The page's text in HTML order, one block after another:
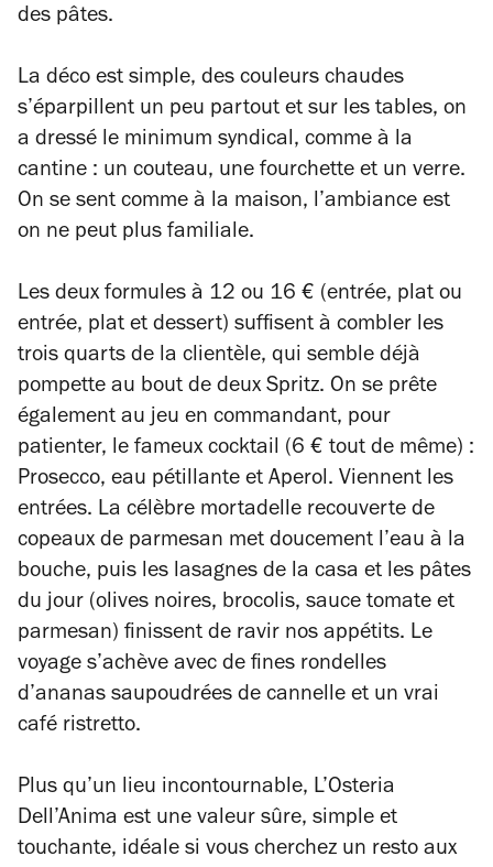
des pâtes.
La déco est simple, des couleurs chaudes
s’éparpillent un peu partout et sur les tables, on
a dressé le minimum syndical, comme à la
cantine : un couteau, une fourchette et un verre.
On se sent comme à la maison, l’ambiance est
on ne peut plus familiale.
Les deux formules à 12 ou 16 € (entrée, plat ou
entrée, plat et dessert) suffisent à combler les
trois quarts de la clientèle, qui semble déjà
pompette au bout de deux Spritz. On se prête
également au jeu en commandant, pour
patienter, le fameux cocktail (6 € tout de même) :
Prosecco, eau pétillante et Aperol. Viennent les
entrées. La célèbre mortadelle recouverte de
copeaux de parmesan met doucement l’eau à la
bouche, puis les lasagnes de la casa et les pâtes
du jour (olives noires, brocolis, sauce tomate et
parmesan) finissent de ravir nos appétits. Le
voyage s’achève avec de fines rondelles
d’ananas saupoudrées de cannelle et un vrai
café ristretto.
Plus qu’un lieu incontournable, L’Osteria
Dell’Anima est une valeur sûre, simple et
touchante, idéale si vous cherchez un resto aux